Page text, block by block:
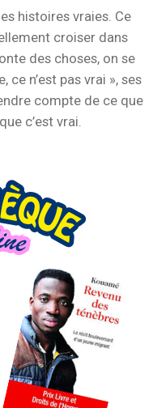
histoires vraies. Ce
croiser dans
des choses, on se
ce n’est pas vrai », ses
compte de ce que
c’est vrai.